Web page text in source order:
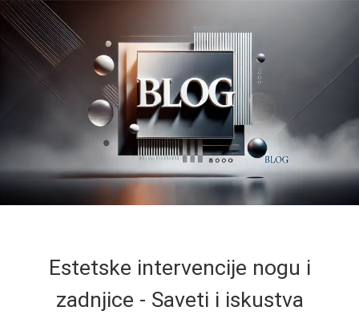
Estetske intervencije nogu i
zadnjice - Saveti i iskustva